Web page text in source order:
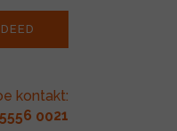
kontakt:
5556 0021